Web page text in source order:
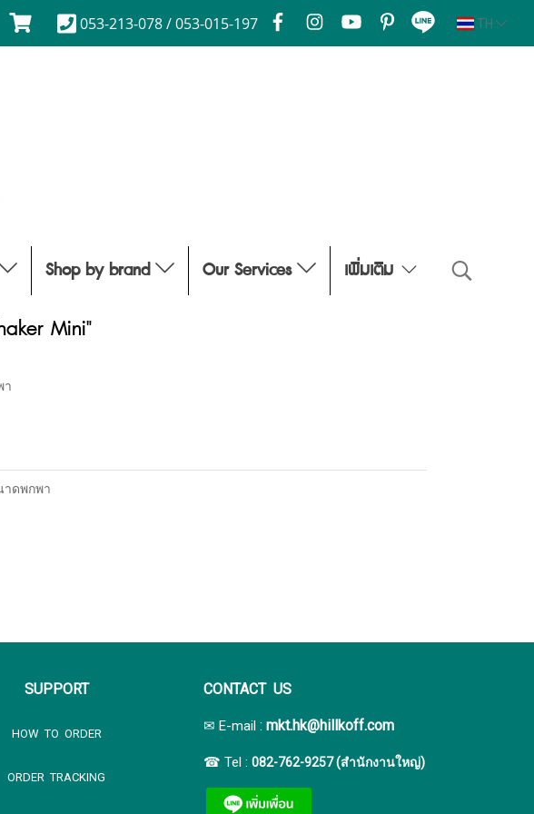
053-213-078 / 053-015-197 TH
Shop by brand Our Services เพิ่มเติม
Mini"
า
าดพกพา
SUPPORT
HOW TO ORDER
ORDER TRACKING
CONTACT US
✉ E-mail : mkt.hk@hillkoff.com
☎ Tel : 082-762-9257 (สำนักงานใหญ่)